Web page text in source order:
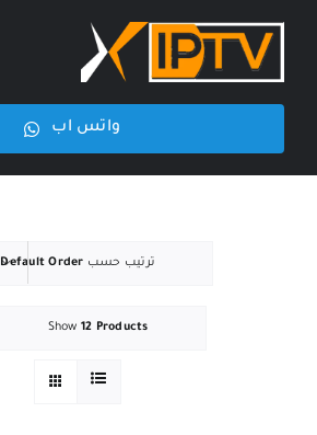
content
واتس اب
ترتيب حسب Default Order
Show 12 Products